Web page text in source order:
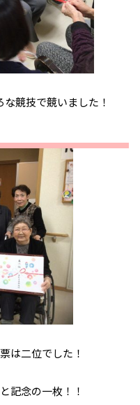
競技で競いました！
は二位でした！
記念の一枚！！